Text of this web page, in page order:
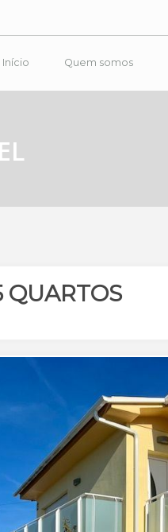
Início Quem somos
QUARTOS